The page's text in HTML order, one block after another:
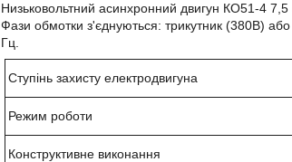
Низьковольтний асинхронний двигун КО51-4
Фази обмотки з'єднуються: трикутник (380В)
Гц.
Ступінь захисту електродвигуна
Режим роботи
Конструктивне виконання